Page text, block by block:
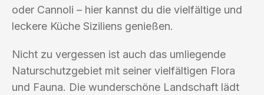
oder Cannoli – hier kannst du die vielfältige und
leckere Küche Siziliens genießen.
Nicht zu vergessen ist auch das umliegende
Naturschutzgebiet mit seiner vielfältigen Flora
und Fauna. Die wunderschöne Landschaft lädt